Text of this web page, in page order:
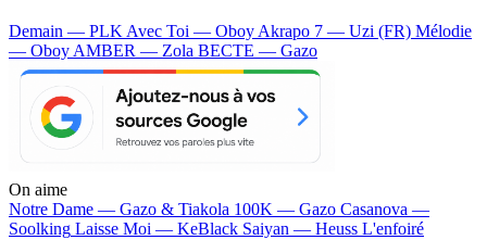
Demain — PLK Avec Toi — Oboy Akrapo 7 — Uzi (FR) Mélodie
— Oboy AMBER — Zola BECTE — Gazo
On aime
Notre Dame — Gazo & Tiakola 100K — Gazo Casanova —
Soolking Laisse Moi — KeBlack Saiyan — Heuss L'enfoiré